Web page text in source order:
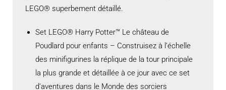
LEGO® superbement détaillé.
Set LEGO® Harry Potter™ Le château de
Poudlard pour enfants – Construisez à l’échelle
des minifigurines la réplique de la tour principale
la plus grande et détaillée à ce jour avec ce set
d’aventures dans le Monde des sorciers